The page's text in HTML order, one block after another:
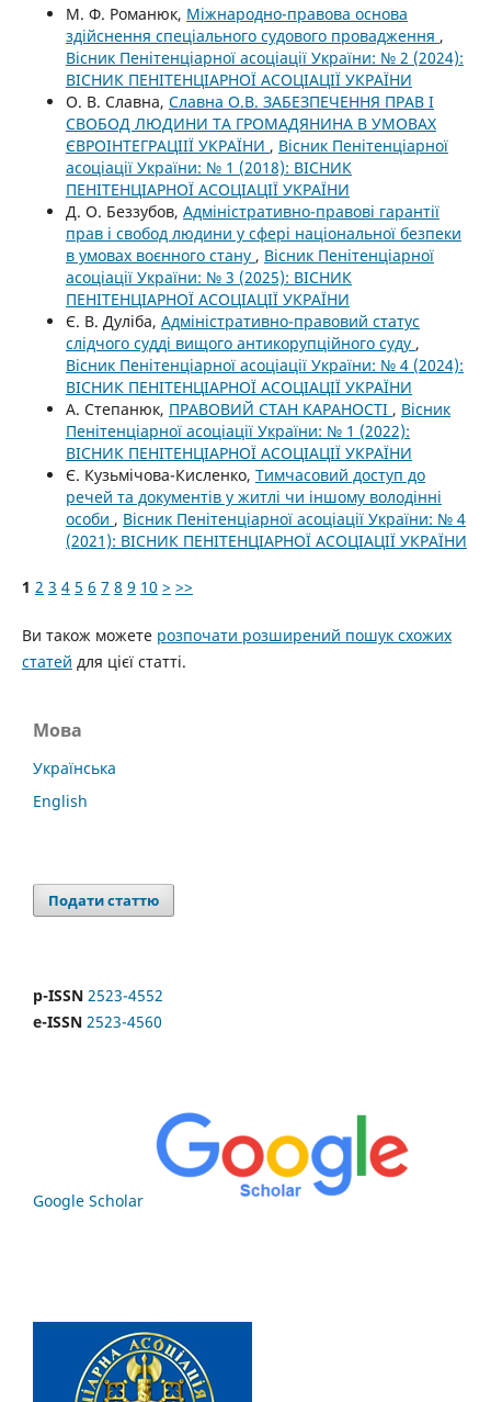
М. Ф. Романюк, Міжнародно-правова основа
здійснення спеціального судового провадження ,
Вісник Пенітенціарної асоціації України: № 2 (2024):
ВІСНИК ПЕНІТЕНЦІАРНОЇ АСОЦІАЦІЇ УКРАЇНИ
О. В. Славна, Славна О.В. ЗАБЕЗПЕЧЕННЯ ПРАВ І
СВОБОД ЛЮДИНИ ТА ГРОМАДЯНИНА В УМОВАХ
ЄВРОІНТЕГРАЦІІЇ УКРАЇНИ , Вісник Пенітенціарної
асоціації України: № 1 (2018): ВІСНИК
ПЕНІТЕНЦІАРНОЇ АСОЦІАЦІЇ УКРАЇНИ
Д. О. Беззубов, Адміністративно-правові гарантії
прав і свобод людини у сфері національної безпеки
в умовах воєнного стану , Вісник Пенітенціарної
асоціації України: № 3 (2025): ВІСНИК
ПЕНІТЕНЦІАРНОЇ АСОЦІАЦІЇ УКРАЇНИ
Є. В. Дуліба, Адміністративно-правовий статус
слідчого судді вищого антикорупційного суду ,
Вісник Пенітенціарної асоціації України: № 4 (2024):
ВІСНИК ПЕНІТЕНЦІАРНОЇ АСОЦІАЦІЇ УКРАЇНИ
А. Степанюк, ПРАВОВИЙ СТАН КАРАНОСТІ , Вісник
Пенітенціарної асоціації України: № 1 (2022):
ВІСНИК ПЕНІТЕНЦІАРНОЇ АСОЦІАЦІЇ УКРАЇНИ
Є. Кузьмічова-Кисленко, Тимчасовий доступ до
речей та документів у житлі чи іншому володінні
особи , Вісник Пенітенціарної асоціації України: № 4
(2021): ВІСНИК ПЕНІТЕНЦІАРНОЇ АСОЦІАЦІЇ УКРАЇНИ
1 2 3 4 5 6 7 8 9 10 > >>
Ви також можете розпочати розширений пошук схожих
статей для цієї статті.
Мова
Українська
English
Подати статтю
p-ISSN 2523-4552
e-ISSN 2523-4560
Google Scholar